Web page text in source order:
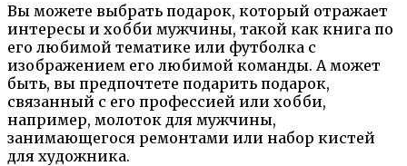
Вы можете выбрать подарок, который отражает
интересы и хобби мужчины, такой как книга по
его любимой тематике или футболка с
изображением его любимой команды. А может
быть, вы предпочтете подарить подарок,
связанный с его профессией или хобби,
например, молоток для мужчины,
занимающегося ремонтами или набор кистей
для художника.